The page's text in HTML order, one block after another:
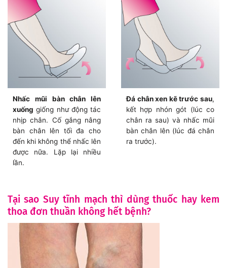
Nhấc mũi bàn chân lên
xuống giống như động tác
nhịp chân. Cố gắng nâng
bàn chân lên tối đa cho
đến khi không thể nhấc lên
được nữa. Lặp lại nhiều
lần.
Đá chân xen kẽ trước sau,
kết hợp nhón gót (lúc co
chân ra sau) và nhấc mũi
bàn chân lên (lúc đá chân
ra trước).
Tại sao Suy tĩnh mạch thì dùng thuốc hay kem
thoa đơn thuần không hết bệnh?